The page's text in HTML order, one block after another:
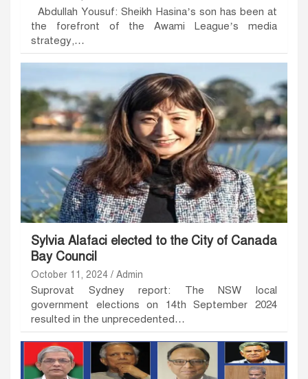
Abdullah Yousuf: Sheikh Hasina’s son has been at
the forefront of the Awami League’s media
strategy,…
Sylvia Alafaci elected to the City of Canada
Bay Council
October 11, 2024 Admin
Suprovat Sydney report: The NSW local
government elections on 14th September 2024
resulted in the unprecedented…